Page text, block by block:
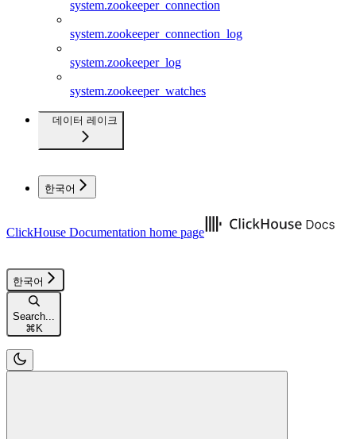
system.zookeeper_connection
system.zookeeper_connection_log
system.zookeeper_log
system.zookeeper_watches
데이터 레이크
한국어
ClickHouse Documentation home page
한국어
Search...
⌘K